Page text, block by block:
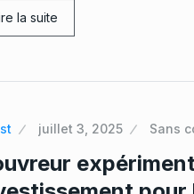
la suite
juillet 3, 2025 Sans